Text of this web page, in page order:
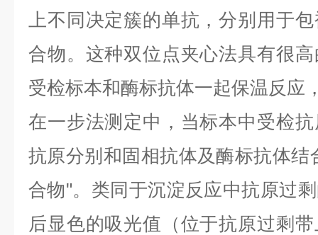
上不同决定簇的单抗，分别用于
合物。这种双位点夹心法具有很
受检标本和酶标抗体一起保温反应
在一步法测定中，当标本中受检
抗原分别和固相抗体及酶标抗体结
合物"。类同于沉淀反应中抗原过
后显色的吸光值（位于抗原过剩